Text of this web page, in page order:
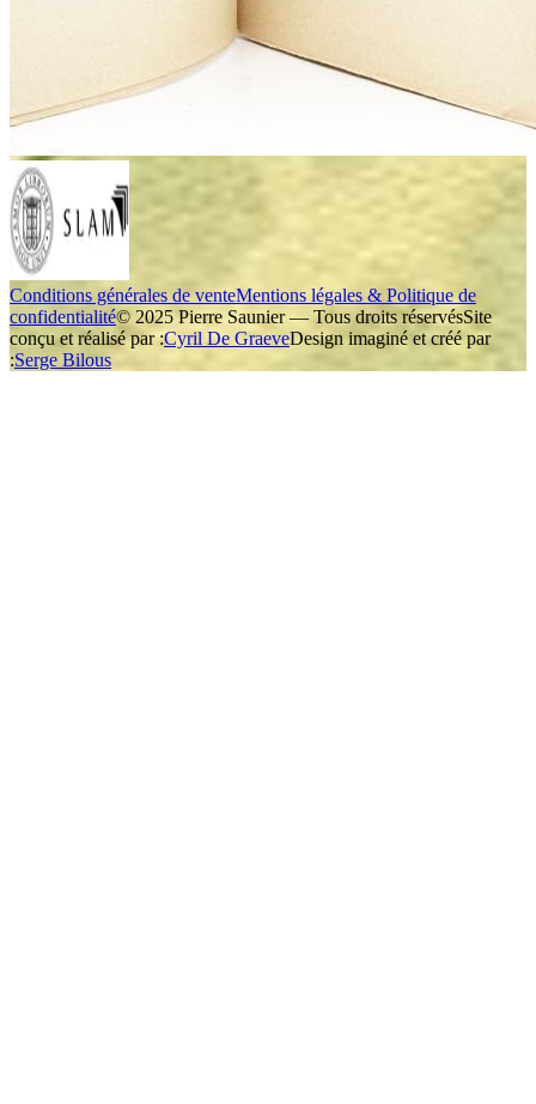
Conditions générales de venteMentions légales & Politique de
confidentialité© 2025 Pierre Saunier — Tous droits réservésSite
conçu et réalisé par :Cyril De GraeveDesign imaginé et créé par
:Serge Bilous